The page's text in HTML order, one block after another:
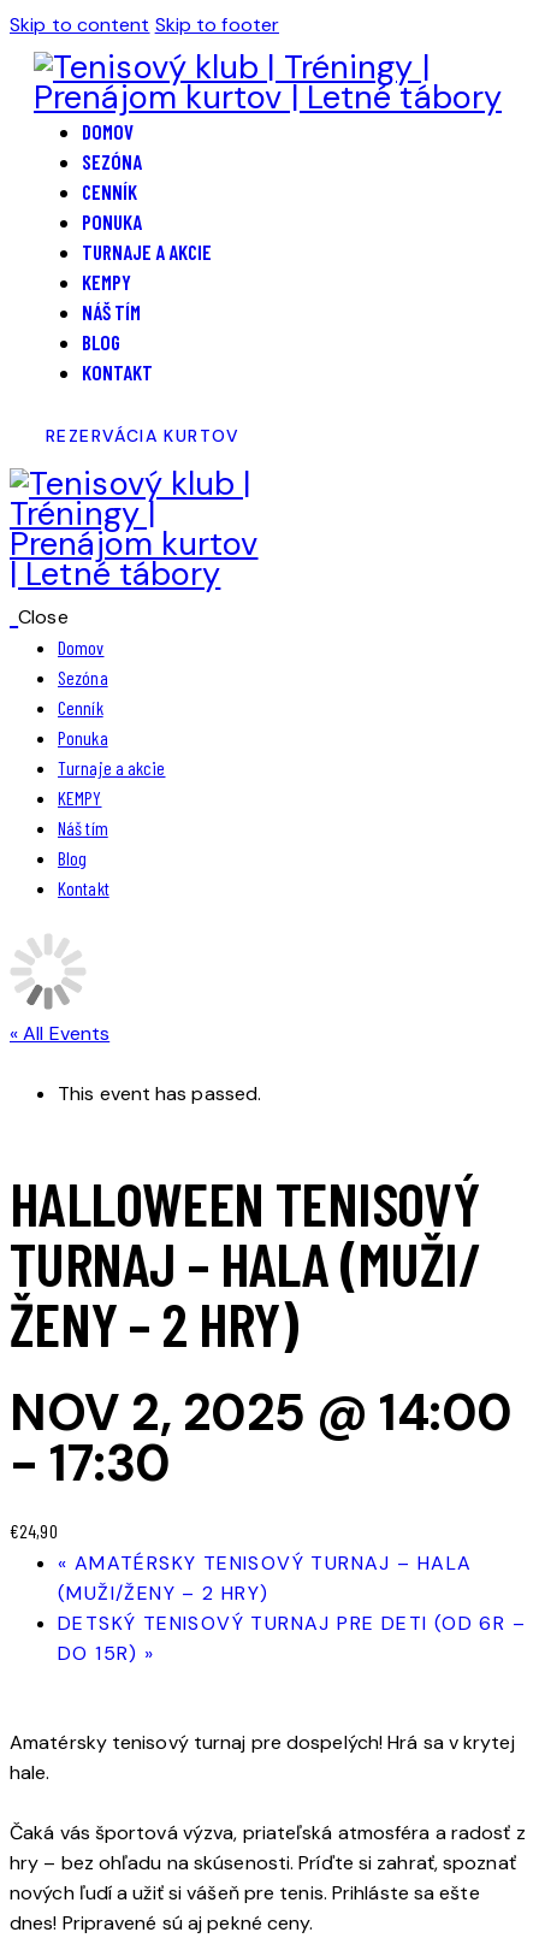
Skip to content Skip to footer
DOMOV
SEZÓNA
CENNÍK
PONUKA
TURNAJE A AKCIE
KEMPY
NÁŠ TÍM
BLOG
KONTAKT
REZERVÁCIA KURTOV
Close
Domov
Sezóna
Cenník
Ponuka
Turnaje a akcie
KEMPY
Náš tím
Blog
Kontakt
« All Events
This event has passed.
HALLOWEEN TENISOVÝ
TURNAJ – HALA (MUŽI/
ŽENY – 2 HRY)
NOV 2, 2025 @ 14:00
- 17:30
€24,90
« AMATÉRSKY TENISOVÝ TURNAJ – HALA
(MUŽI/ŽENY – 2 HRY)
DETSKÝ TENISOVÝ TURNAJ PRE DETI (OD 6R –
DO 15R) »
Amatérsky tenisový turnaj pre dospelých! Hrá sa v krytej
hale.
Čaká vás športová výzva, priateľská atmosféra a radosť z
hry – bez ohľadu na skúsenosti. Príďte si zahrať, spoznať
nových ľudí a užiť si vášeň pre tenis. Prihláste sa ešte
dnes! Pripravené sú aj pekné ceny.